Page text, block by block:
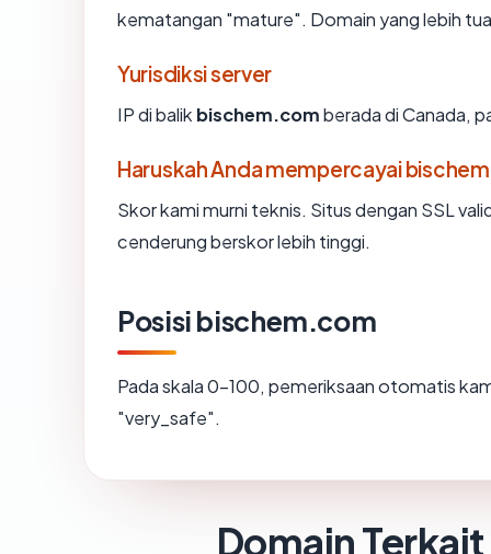
kematangan "mature". Domain yang lebih
Yurisdiksi server
IP di balik bischem.comberada di Canada,
Haruskah Anda mempercayai
Skor kami murni teknis. Situs dengan SSL
cenderung berskor lebih tinggi.
Posisi bischem.com
Pada skala 0-100, pemeriksaan otomatis
"very_safe".
Domain Terkait